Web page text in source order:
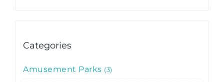
Categories
Amusement Parks 3